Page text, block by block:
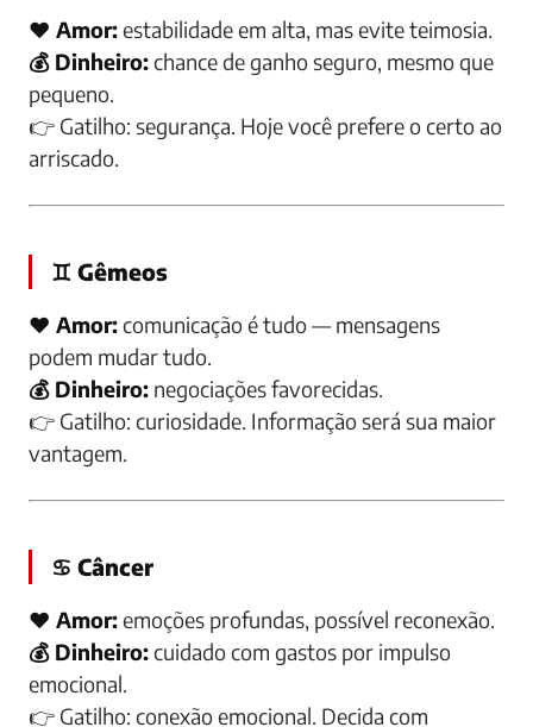
❤️ Amor:estabilidade em alta, mas evite teimosia.
💰 Dinheiro:chance de ganho seguro, mesmo que
pequeno.
👉 Gatilho: segurança. Hoje você prefere o certo ao
arriscado.
♊ Gêmeos
❤️ Amor:comunicação é tudo — mensagens
podem mudar tudo.
💰 Dinheiro: negociações favorecidas.
👉 Gatilho: curiosidade. Informação será sua maior
vantagem.
♋ Câncer
❤️ Amor:emoções profundas, possível reconexão.
💰 Dinheiro:cuidado com gastos por impulso
emocional.
👉 Gatilho: conexão emocional. Decida com